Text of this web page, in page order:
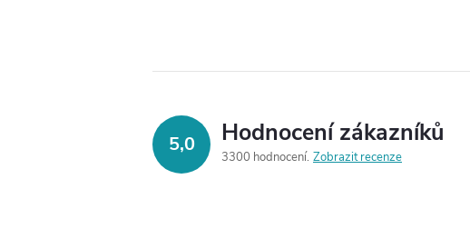
5,0 Hodnocení zákazníků
3300 hodnocení Zobrazit recenze